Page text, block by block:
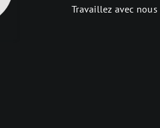
Travaillez avec nous